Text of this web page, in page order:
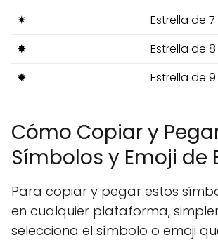
✷
Estrella de
✸
Estrella de
✹
Estrella de
Cómo Copiar y
Símbolos y Emoji de
Para copiar y pegar estos
en cualquier plataforma,
selecciona el símbolo o emoji